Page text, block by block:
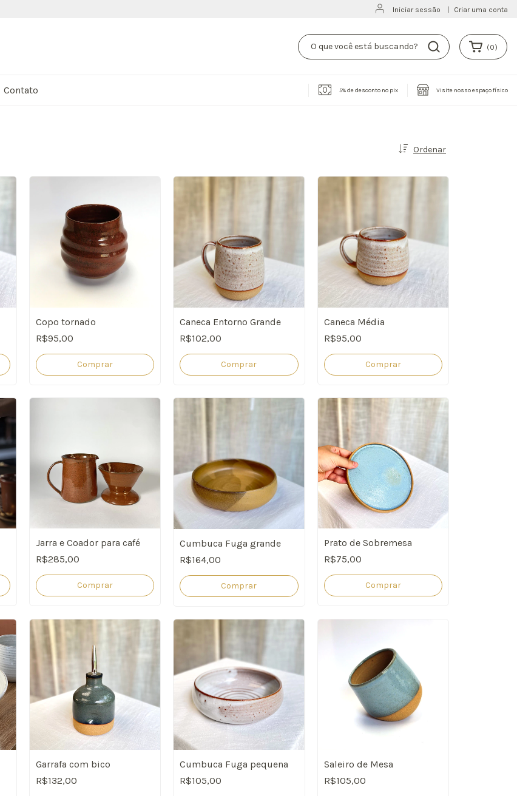
Iniciar sessão Criar uma conta
(0)
Contato 5% de desconto no pix Visite nosso espaço físico
Ordenar
Copo tornado
R$95,00
Comprar
Caneca Entorno Grande
R$102,00
Comprar
Caneca Média
R$95,00
Comprar
Jarra e Coador para café
R$285,00
Comprar
Cumbuca Fuga grande
R$164,00
Comprar
Prato de Sobremesa
R$75,00
Comprar
Garrafa com bico
R$132,00
Cumbuca Fuga pequena
R$105,00
Saleiro de Mesa
R$105,00